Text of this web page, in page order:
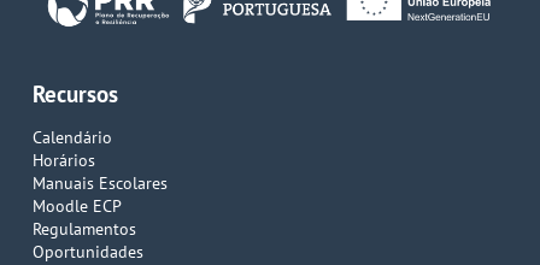
Recursos
Calendário
Horários
Manuais Escolares
Moodle ECP
Regulamentos
Oportunidades